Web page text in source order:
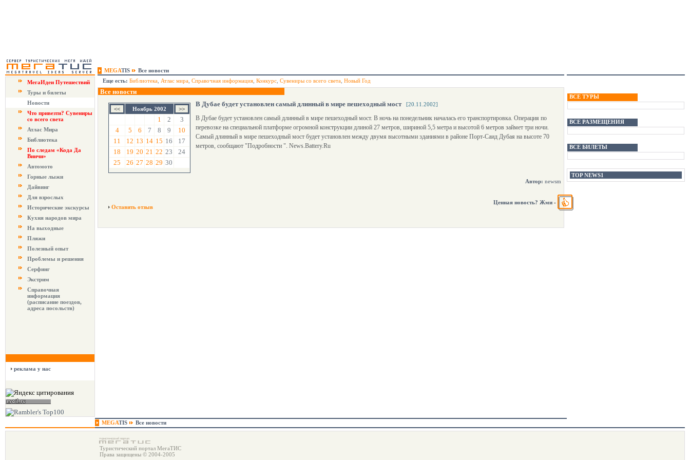
MEGATIS
Все новости
МегаИдеи Путешествий
Туры и билеты
Новости
Что привезти? Сувениры
со всего света
Атлас Мира
Библиотека
По следам «Кода Да
Винчи»
Автомото
Горные лыжи
Дайвинг
Для взрослых
Исторические экскурсы
Кухня народов мира
На выходные
Пляжи
Полезный опыт
Проблемы и решения
Серфинг
Экстрим
Справочная
информация
(расписание поездов,
адреса посольств)
реклама у нас
Еще есть: Библиотека Атлас мира Справочная информация Конкурс Сувениры со всего света Новый Год
Все новости
Ноябрь 2002
1 2
3
4
5 6 7 8 9
10
11
12 13 14 15 16
17
18
19 20 21 22 23
24
25
26 27 28 29 30
В Дубае будет установлен самый длинный в мире пешеходный мост [20.11.2002]
В Дубае будет установлен самый длинный в мире пешеходный мост. В ночь на понедельник началась его транспортировка. Операция по
перевозке на специальной платформе огромной конструкции длиной 27 метров, шириной 5,5 метра и высотой 6 метров займет три ночи.
Самый длинный в мире пешеходный мост будет установлен между двумя высотными зданиями в районе Порт-Саид Дубая на высоте 70
метров, сообщают "Подробности ". News.Battery.Ru
Автор: newsm
Оставить отзыв
Ценная новость? Жми -
ВСЕ ТУРЫ
ВСЕ РАЗМЕЩЕНИЯ
ВСЕ БИЛЕТЫ
TOP NEWS1
MEGATIS Все новости
Туристический портал МегаТИС
Права защищены © 2004-2005